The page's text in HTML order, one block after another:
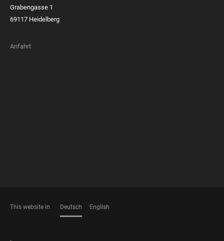
Grabengasse 1
69117 Heidelberg
Anfahrt
This website in Deutsch English